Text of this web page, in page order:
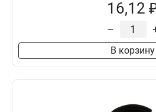
16,12
–
В корзину